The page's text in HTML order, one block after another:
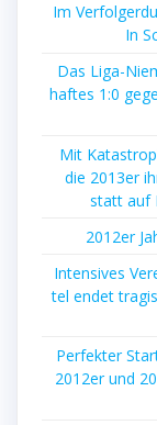
Im
In
Das Liga-
haf­tes 1:0
Mit
die 2013er
statt auf
2012er
Inten­si­ves
tel endet
Per­fek­ter
2012er und